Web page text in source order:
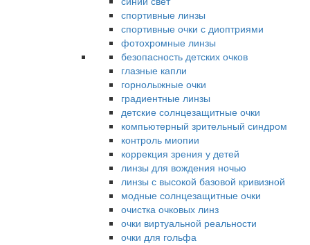
спортивные линзы
спортивные очки с диоптриями
фотохромные линзы
безопасность детских очков
глазные капли
горнолыжные очки
градиентные линзы
детские солнцезащитные очки
компьютерный зрительный синдром
контроль миопии
коррекция зрения у детей
линзы для вождения ночью
линзы с высокой базовой кривизной
модные солнцезащитные очки
очистка очковых линз
очки виртуальной реальности
очки для гольфа